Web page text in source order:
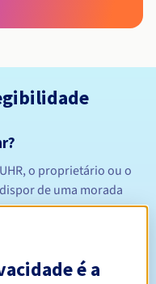
o proprietário ou o
de uma morada
Entre 1 e 10 anos
é a